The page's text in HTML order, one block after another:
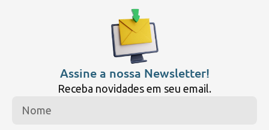
Assine a nossa Newsletter!
Receba novidades em seu email.